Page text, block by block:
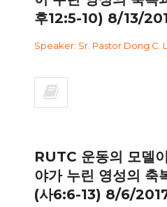
후12:5-10) 8/13/
Speaker: Sr. Pastor Dong C.
RUTC 운동의 모델
야가 누린 영성의 축
(사6:6-13) 8/6/